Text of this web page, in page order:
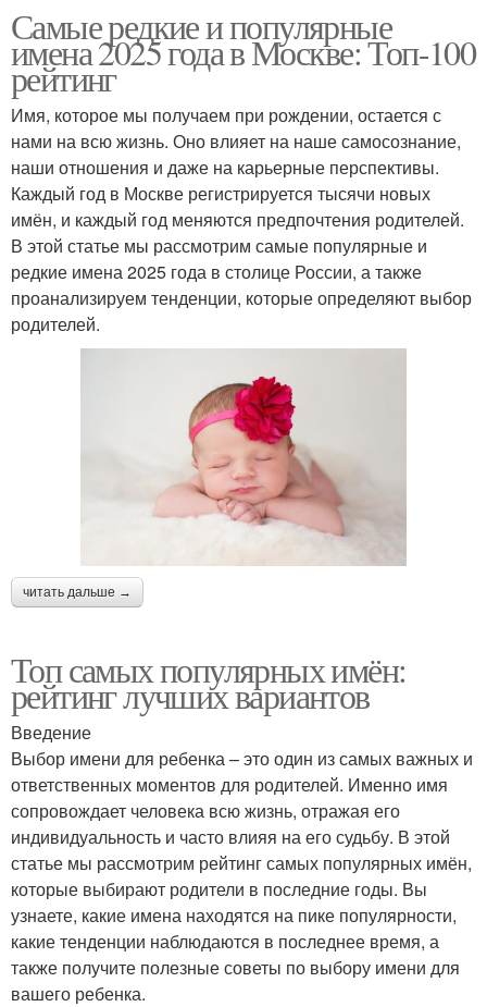
Самые редкие и популярные
имена 2025 года в Москве: Топ-100
рейтинг
Имя, которое мы получаем при рождении, остается с
нами на всю жизнь. Оно влияет на наше самосознание,
наши отношения и даже на карьерные перспективы.
Каждый год в Москве регистрируется тысячи новых
имён, и каждый год меняются предпочтения родителей.
В этой статье мы рассмотрим самые популярные и
редкие имена 2025 года в столице России, а также
проанализируем тенденции, которые определяют выбор
родителей.
читать дальше →
Топ самых популярных имён:
рейтинг лучших вариантов
Введение
Выбор имени для ребенка – это один из самых важных и
ответственных моментов для родителей. Именно имя
сопровождает человека всю жизнь, отражая его
индивидуальность и часто влияя на его судьбу. В этой
статье мы рассмотрим рейтинг самых популярных имён,
которые выбирают родители в последние годы. Вы
узнаете, какие имена находятся на пике популярности,
какие тенденции наблюдаются в последнее время, а
также получите полезные советы по выбору имени для
вашего ребенка.